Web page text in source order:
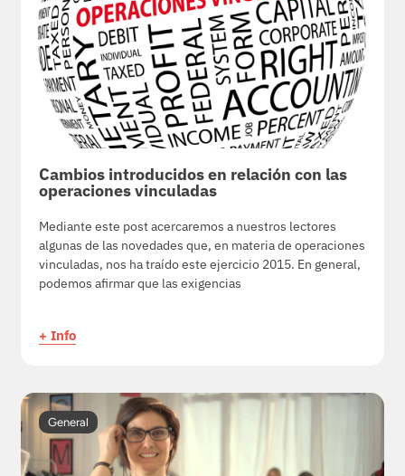
Cambios introducidos en relación con las
operaciones vinculadas
Mediante este post acercaremos a nuestros lectores
algunas de las novedades que, en materia de operaciones
vinculadas, nos ha traído este ejercicio 2015. En general,
podemos afirmar que las exigencias
+ Info
General